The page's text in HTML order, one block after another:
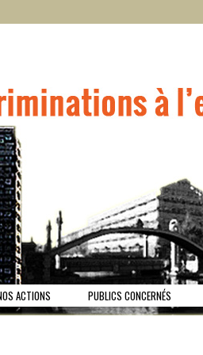
discriminations
ACTIONS PUBLICS CONCERNÉS